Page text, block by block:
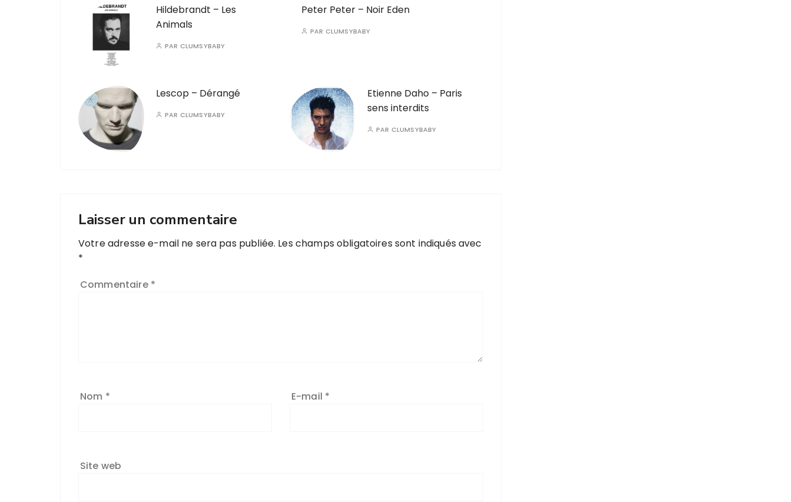
Hildebrandt – Les
Animals
PAR CLUMSYBABY
Peter Peter – Noir Eden
PAR CLUMSYBABY
Lescop – Dérangé
PAR CLUMSYBABY
Etienne Daho – Paris
sens interdits
PAR CLUMSYBABY
Laisser un commentaire
Votre adresse e-mail ne sera pas publiée. Les champs obligatoires sont indiqués avec
*
Commentaire *
Nom * E-mail *
Site web